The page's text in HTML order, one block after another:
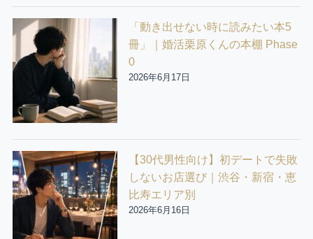
「動き出せない時に読みたい本5
冊」｜婚活栗原くんの本棚 Phase
0
2026年6月17日
【30代男性向け】初デートで失敗
しないお店選び｜渋谷・新宿・恵
比寿エリア別
2026年6月16日